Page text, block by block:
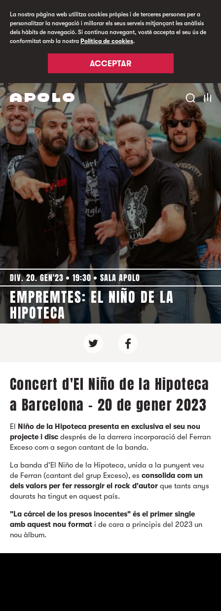
La nostra pàgina web utilitza cookies pròpies i de terceres persones per a
personalitzar la navegació i millorar els seus serveis mitjançant les anàlisis
dels hàbits de navegació. Si continua navegant, vostè accepta el seu ús de
conformitat amb la nostra Política de cookies.
ACCEPTAR
DIV. 20. GEN'23 19:30 SALA APOLO
EMPREMTES: EL NIÑO DE LA
HIPOTECA
Concert d'El Niño de la Hipoteca
a Barcelona - 20 de gener 2023
El Niño de la Hipoteca presenta en exclusiva el seu nou
projecte i disc després de la darrera incorporació del Ferran
Exceso com a segon cantant de la banda.
La banda d'El Niño de la Hipoteca, unida a la punyent veu
de Ferran (cantant del grup Exceso), es consolida com un
dels valors per fer ressorgir el rock d'autor que tants anys
daurats ha tingut en aquest país.
"La cárcel de los presos inocentes" és el primer single
amb aquest nou format i de cara a principis del 2023 un
nou àlbum.